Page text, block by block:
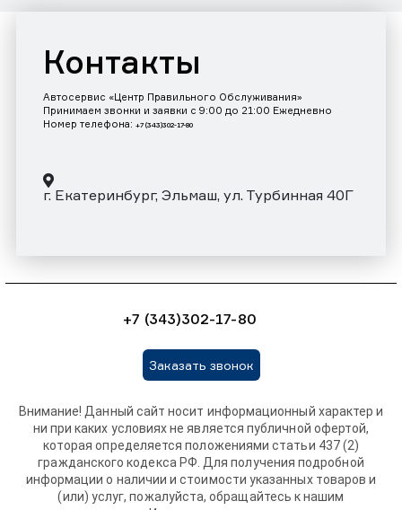
Контакты
Автосервис «Центр Правильного Обслуживания»
Принимаем звонки и заявки с 9:00 до 21:00 Ежедневно
Номер телефона: +7 (343)302-17-80
г. Екатеринбург, Эльмаш, ул. Турбинная 40Г
+7 (343)302-17-80
Заказать звонок
Внимание! Данный сайт носит информационный характер и
ни при каких условиях не является публичной офертой,
которая определяется положениями статьи 437 (2)
гражданского кодекса РФ. Для получения подробной
информации о наличии и стоимости указанных товаров и
(или) услуг, пожалуйста, обращайтесь к нашим